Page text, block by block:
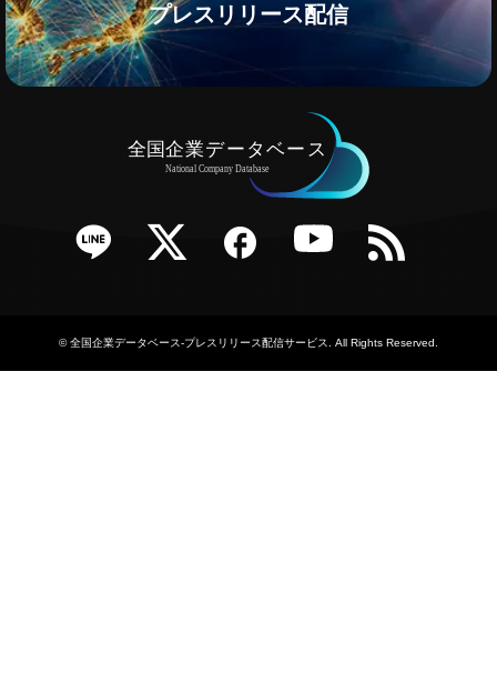
プレスリリース配信
Twitter Facebook YouTube RSS
©全国企業データベース-プレスリリース配信サービス . All Rights Reserved.